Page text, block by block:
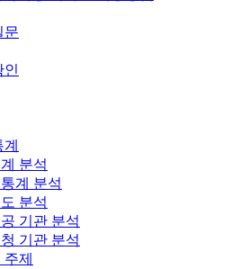
문
인
분석
계 분석
분석
기관 분석
기관 분석
제